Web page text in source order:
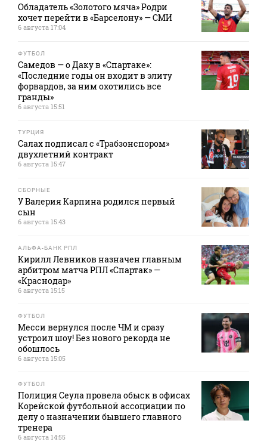
Обладатель «Золотого мяча» Родри
хочет перейти в «Барселону» — СМИ
6 августа 17:04
ФУТБОЛ
Самедов — о Даку в «Спартаке»:
«Последние годы он входит в элиту
форвардов, за ним охотились все
гранды»
6 августа 15:51
ТУРЦИЯ
Салах подписал с «Трабзонспором»
двухлетний контракт
6 августа 15:47
СБОРНЫЕ
У Валерия Карпина родился первый
сын
6 августа 15:43
АЛЬФА-БАНК РПЛ
Кирилл Левников назначен главным
арбитром матча РПЛ «Спартак» —
«Краснодар»
6 августа 15:15
ФУТБОЛ
Месси вернулся после ЧМ и сразу
устроил шоу! Без нового рекорда не
обошлось
6 августа 15:05
ФУТБОЛ
Полиция Сеула провела обыск в офисах
Корейской футбольной ассоциации по
делу о назначении бывшего главного
тренера
6 августа 14:55